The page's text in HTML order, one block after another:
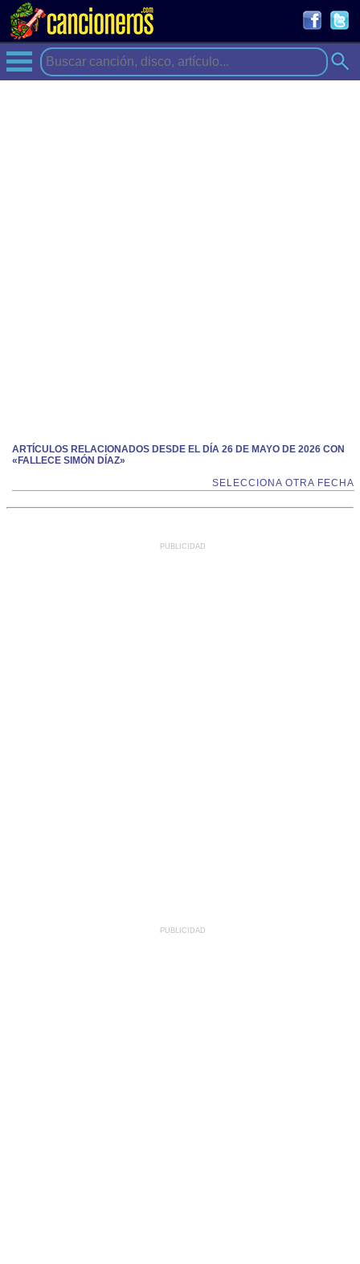
ARTÍCULOS RELACIONADOS DESDE EL DÍA 26 DE MAYO DE 2026 CON
«FALLECE SIMÓN DÍAZ»
SELECCIONA OTRA FECHA
PUBLICIDAD
PUBLICIDAD